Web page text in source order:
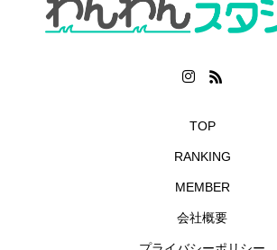
TOP
RANKING
MEMBER
会社概要